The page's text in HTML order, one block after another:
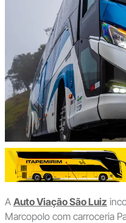
A Auto Viação São Luiz
Marcopolo com carroceria